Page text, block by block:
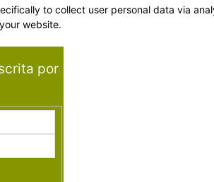
to collect user personal data via
website.
por